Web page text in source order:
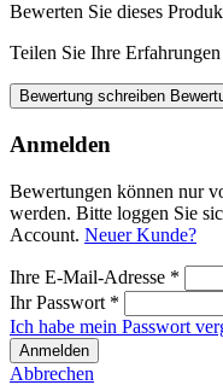
Bewerten Sie dieses
Teilen Sie Ihre
Bewertung schreiben
Anmelden
Bewertungen können nur
werden. Bitte loggen Sie
Account. Neuer Kunde?
Ihre E-Mail-Adresse *
Ihr Passwort *
Ich habe mein Passwort
Anmelden
Abbrechen